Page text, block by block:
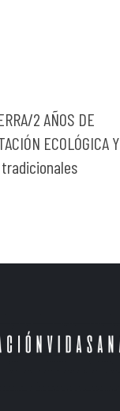
2 AÑOS DE
ECOLÓGICA Y